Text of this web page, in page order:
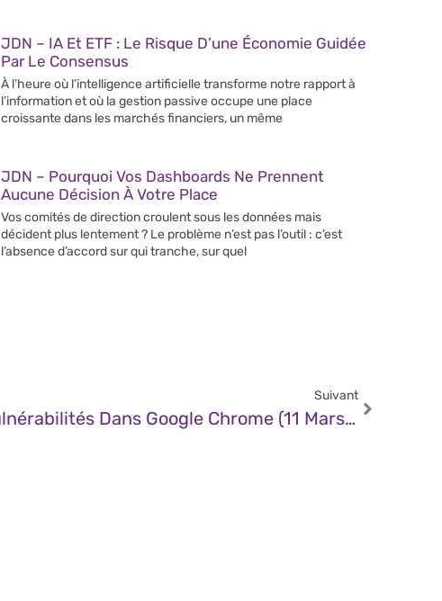
JDN – IA Et ETF : Le Risque D’une Économie Guidée
Par Le Consensus
À l’heure où l’intelligence artificielle transforme notre rapport à
l’information et où la gestion passive occupe une place
croissante dans les marchés financiers, un même
JDN – Pourquoi Vos Dashboards Ne Prennent
Aucune Décision À Votre Place
Vos comités de direction croulent sous les données mais
décident plus lentement ? Le problème n’est pas l’outil : c’est
l’absence d’accord sur qui tranche, sur quel
Suivant
CERT – Multiples Vulnérabilités Dans Google Chrome (11 Mars 2025)